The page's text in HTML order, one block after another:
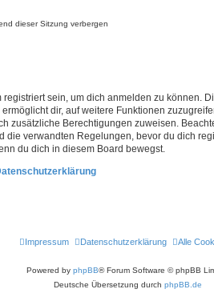
dieser Sitzung verbergen
registriert sein, um dich anmelden zu können.
dir, auf weitere Funktionen
zusätzliche Berechtigungen zuweisen.
die verwandten Regelungen, bevor du dich
du dich in diesem Board bewegst.
Alle
Datenschutzerklärung
Impressum
Powered by phpBB® Forum Software © phpBB
Deutsche Übersetzung durch phpBB.de